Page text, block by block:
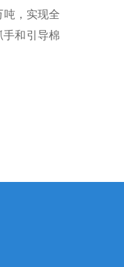
吨，实现全
手和引导棉